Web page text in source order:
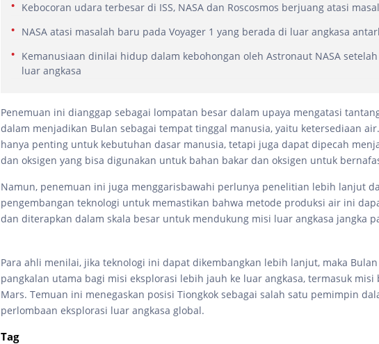
Kebocoran udara terbesar di ISS, NASA dan Roscosmos berjuang atasi
NASA atasi masalah baru pada Voyager 1 yang berada di luar angkasa
Kemanusiaan dinilai hidup dalam kebohongan oleh Astronaut NASA
luar angkasa
Penemuan ini dianggap sebagai lompatan besar dalam upaya mengatasi
dalam menjadikan Bulan sebagai tempat tinggal manusia, yaitu ketersediaan
hanya penting untuk kebutuhan dasar manusia, tetapi juga dapat dipecah
dan oksigen yang bisa digunakan untuk bahan bakar dan oksigen untuk
Namun, penemuan ini juga menggarisbawahi perlunya penelitian lebih lanjut
pengembangan teknologi untuk memastikan bahwa metode produksi air ini
dan diterapkan dalam skala besar untuk mendukung misi luar angkasa jangka
Para ahli menilai, jika teknologi ini dapat dikembangkan lebih lanjut, maka
pangkalan utama bagi misi eksplorasi lebih jauh ke luar angkasa, termasuk misi
Mars. Temuan ini menegaskan posisi Tiongkok sebagai salah satu pemimpin
perlombaan eksplorasi luar angkasa global.
Tag